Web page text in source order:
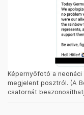
Képernyőfotó a neonáci
megjelent posztról. (A
csatornát